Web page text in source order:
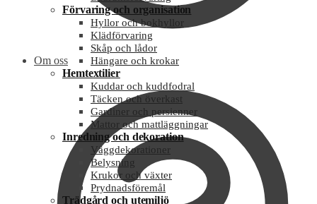
Om oss
Förvaring och organisation
Hyllor och bokhyllor
Klädförvaring
Skåp och lådor
Hängare och krokar
Hemtextilier
Kuddar och kuddfodral
Täcken och överkast
Gardiner och persienner
Mattor och mattläggningar
Inredning och dekoration
Väggdekorationer
Belysning
Krukor och växter
Prydnadsföremål
Trädgård och utemiljö